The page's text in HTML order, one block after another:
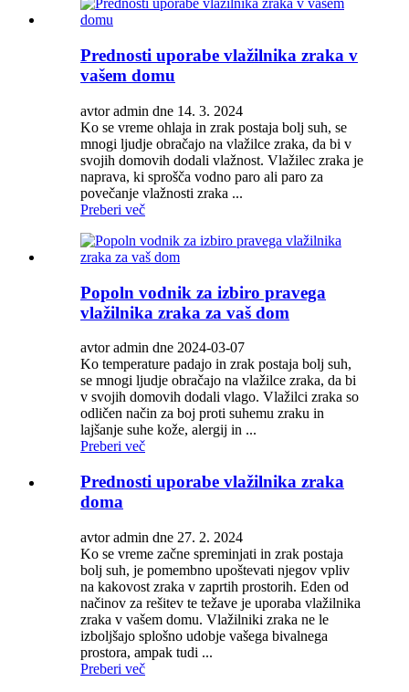
Prednosti uporabe vlažilnika zraka v
vašem domu
avtor admin dne 14. 3. 2024
Ko se vreme ohlaja in zrak postaja bolj suh, se
mnogi ljudje obračajo na vlažilce zraka, da bi v
svojih domovih dodali vlažnost. Vlažilec zraka je
naprava, ki sprošča vodno paro ali paro za
povečanje vlažnosti zraka ...
Preberi več
Popoln vodnik za izbiro pravega
vlažilnika zraka za vaš dom
avtor admin dne 2024-03-07
Ko temperature padajo in zrak postaja bolj suh,
se mnogi ljudje obračajo na vlažilce zraka, da bi
v svojih domovih dodali vlago. Vlažilci zraka so
odličen način za boj proti suhemu zraku in
lajšanje suhe kože, alergij in ...
Preberi več
Prednosti uporabe vlažilnika zraka
doma
avtor admin dne 27. 2. 2024
Ko se vreme začne spreminjati in zrak postaja
bolj suh, je pomembno upoštevati njegov vpliv
na kakovost zraka v zaprtih prostorih. Eden od
načinov za rešitev te težave je uporaba vlažilnika
zraka v vašem domu. Vlažilniki zraka ne le
izboljšajo splošno udobje vašega bivalnega
prostora, ampak tudi ...
Preberi več